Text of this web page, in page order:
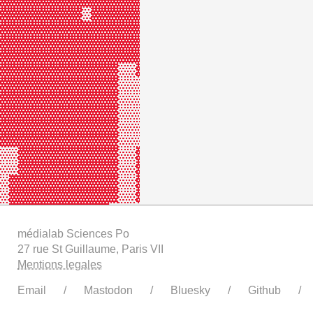
médialab Sciences Po
27 rue St Guillaume, Paris VII
Mentions legales
Email Mastodon Bluesky Github